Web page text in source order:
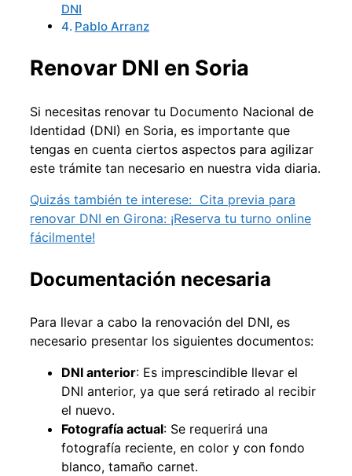
DNI
Pablo Arranz
Renovar DNI en Soria
Si necesitas renovar tu Documento Nacional de
Identidad (DNI) en Soria, es importante que
tengas en cuenta ciertos aspectos para agilizar
este trámite tan necesario en nuestra vida diaria.
Quizás también te interese: Cita previa para
renovar DNI en Girona: ¡Reserva tu turno online
fácilmente!
Documentación necesaria
Para llevar a cabo la renovación del DNI, es
necesario presentar los siguientes documentos:
DNI anterior: Es imprescindible llevar el
DNI anterior, ya que será retirado al recibir
el nuevo.
Fotografía actual: Se requerirá una
fotografía reciente, en color y con fondo
blanco, tamaño carnet.